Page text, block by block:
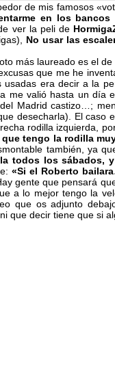
de mis famosos
en los
ver la peli de
No usar las
más laureado es el de
que me he
usadas era decir a la
me valió hasta un día
Madrid castizo…;
desecharla). El caso
rodilla izquierda,
tengo la rodilla
también, ya
todos los sábados,
«Si el Roberto
gente que pensará
a lo mejor tengo la
que os adjunto
que decir tiene que si